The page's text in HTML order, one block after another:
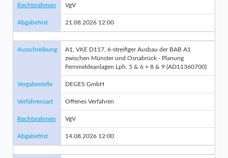
Rechtsrahmen VgV
Abgabefrist 21.08.2026 12:00
Ausschreibung
A1, VKE D117, 6-streifiger Ausbau der BAB A1
zwischen Münster und Osnabrück - Planung
Fernmeldeanlagen Lph. 5 & 6 + 8 & 9 (AD11360700)
Vergabestelle DEGES GmbH
Verfahrensart Offenes Verfahren
Rechtsrahmen VgV
Abgabefrist 14.08.2026 12:00